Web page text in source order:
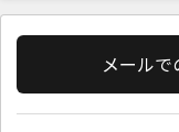
メール